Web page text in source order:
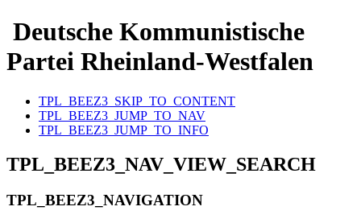
Deutsche Kommunistische
Partei Rheinland-Westfalen
TPL_BEEZ3_SKIP_TO_CONTENT
TPL_BEEZ3_JUMP_TO_NAV
TPL_BEEZ3_JUMP_TO_INFO
TPL_BEEZ3_NAV_VIEW_SEARCH
TPL_BEEZ3_NAVIGATION